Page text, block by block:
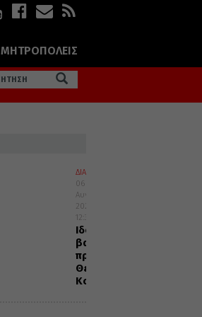
ΜΗΤΡΟΠΟΛΕΙΣ
ΔΙΑΛΟΓΟΣ
06
Αυγούστου
2026
12:32
Ιδού
βαδίζω
προς
Θεία
Κοινωνία